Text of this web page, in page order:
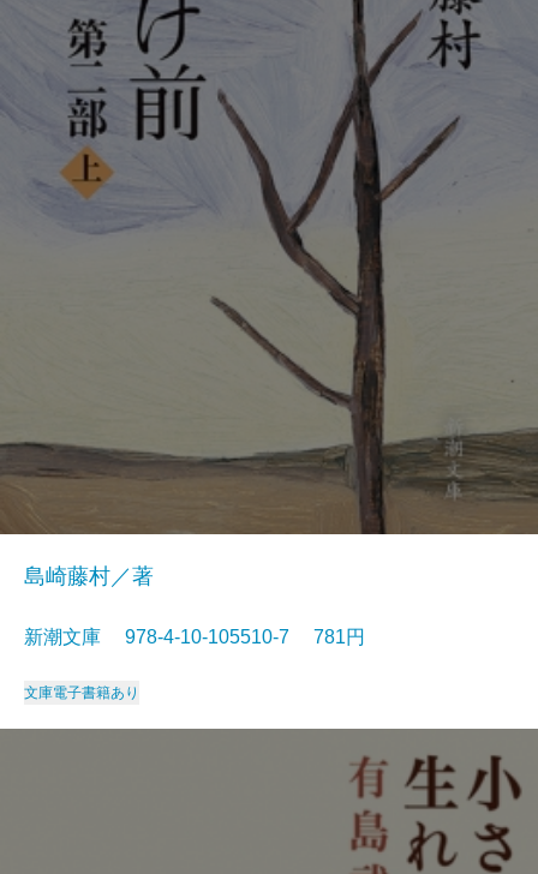
島崎藤村／著
新潮文庫 978-4-10-105510-7 781円
文庫電子書籍あり